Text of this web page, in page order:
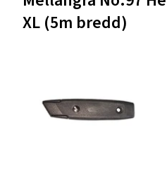
XL (5m bredd)